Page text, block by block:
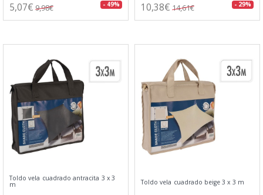
5,07€ 9,98€ - 49% 10,38€ 14,61€ - 29%
Toldo vela cuadrado antracita 3 x 3
m Toldo vela cuadrado beige 3 x 3 m